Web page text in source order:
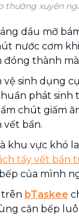
thường xuyên
dầu mỡ
nước cơm
đóng thành
sinh dụng
phát sinh
chút giấm
vết bẩn.
khu vực khó
tẩy vết bẩn
của mình
trên bTaskee
căn bếp